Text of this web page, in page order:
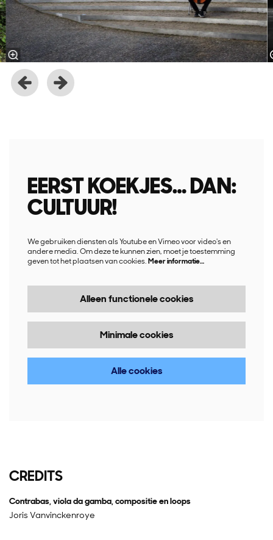
EERST KOEKJES… DAN:
CULTUUR!
We gebruiken diensten als Youtube en Vimeo voor video's en
andere media. Om deze te kunnen zien, moet je toestemming
geven tot het plaatsen van cookies.Meer informatie…
Alleen functionele cookies
Minimale cookies
Alle cookies
CREDITS
Contrabas, viola da gamba, compositie en loops
Joris Vanvinckenroye